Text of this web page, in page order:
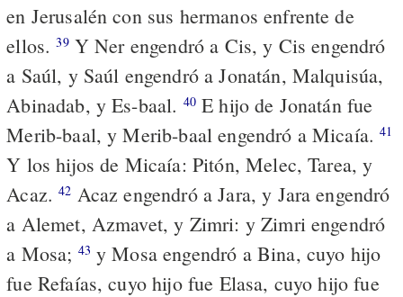
en Jerusalén con sus hermanos enfrente de
ellos.39Y Ner engendró a Cis, y Cis engendró
a Saúl, y Saúl engendró a Jonatán, Malquisúa,
Abinadab, y Es-baal. 40E hijo de Jonatán fue
Merib-baal, y Merib-baal engendró a Micaía.41
Y los hijos de Micaía: Pitón, Melec, Tarea, y
Acaz.42 Acaz engendró a Jara, y Jara engendró
a Alemet, Azmavet, y Zimri: y Zimri engendró
a Mosa; 43 y Mosa engendró a Bina, cuyo hijo
fue Refaías, cuyo hijo fue Elasa, cuyo hijo fue